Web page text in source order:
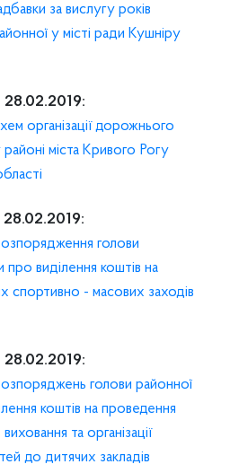
за вислугу років
у місті ради Кушніру
28.02.2019:
організації дорожнього
міста Кривого Рогу
28.02.2019:
голови
про виділення коштів на
спортивно - масових заходів
28.02.2019:
голови районної
коштів на проведення
та організації
до дитячих закладів